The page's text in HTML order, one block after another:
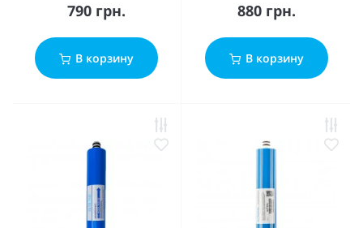
790 грн.
В корзину
880 грн.
В корзину